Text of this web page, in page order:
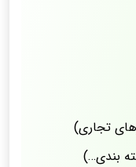
تجاری)
بندی…)